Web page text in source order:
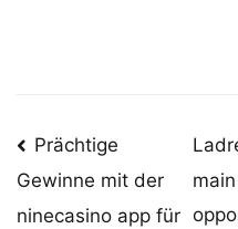
Post
navigation
Prächtige
Gewinne mit der
ninecasino app für